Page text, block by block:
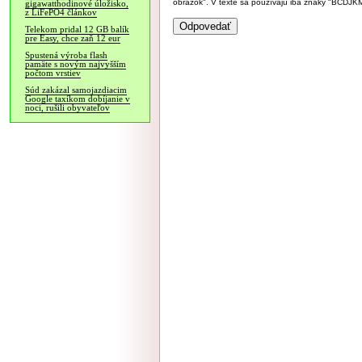
gigawatthodinové úložisko,
z LiFePO4 článkov
Telekom pridal 12 GB balík
pre Easy, chce zaň 12 eur
Spustená výroba flash
pamäte s novým najvyšším
počtom vrstiev
Súd zakázal samojazdiacim
Google taxíkom dobíjanie v
noci, rušili obyvateľov
obrázok". V texte sa používajú iba znaky